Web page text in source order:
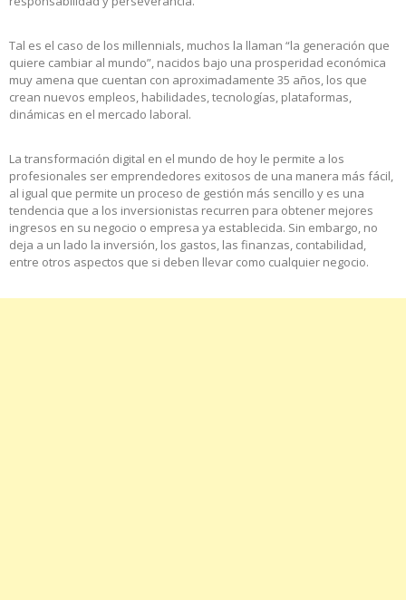
Tal es el caso de los millennials, muchos la llaman “la generación que
quiere cambiar al mundo”, nacidos bajo una prosperidad económica
muy amena que cuentan con aproximadamente 35 años, los que
crean nuevos empleos, habilidades, tecnologías, plataformas,
dinámicas en el mercado laboral.
La transformación digital en el mundo de hoy le permite a los
profesionales ser emprendedores exitosos de una manera más fácil,
al igual que permite un proceso de gestión más sencillo y es una
tendencia que a los inversionistas recurren para obtener mejores
ingresos en su negocio o empresa ya establecida. Sin embargo, no
deja a un lado la inversión, los gastos, las finanzas, contabilidad,
entre otros aspectos que si deben llevar como cualquier negocio.